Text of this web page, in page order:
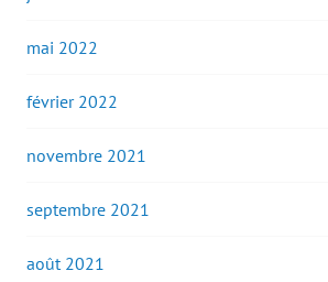
mai 2022
février 2022
novembre 2021
septembre 2021
août 2021